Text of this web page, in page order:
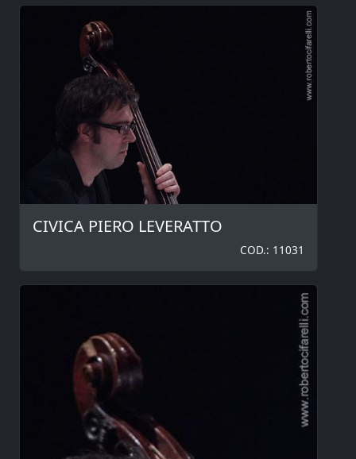
CIVICA PIERO LEVERATTO
COD.: 11031